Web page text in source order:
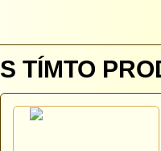
S TÍMTO